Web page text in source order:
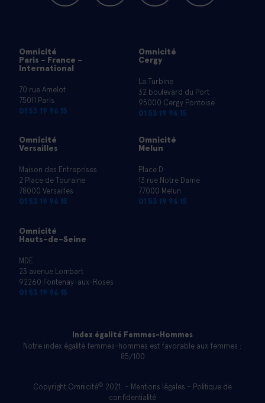
Omnicité
Paris - France -
International
70 rue Amelot
75011 Paris
01 53 19 96 15
Omnicité
Cergy
La Turbine
32 boulevard du Port
95000 Cergy Pontoise
01 53 19 96 15
Omnicité
Versailles
Maison des Entreprises
2 Place de Touraine
78000 Versailles
01 53 19 96 15
Omnicité
Melun
Place D
13 rue Notre Dame
77000 Melun
01 53 19 96 15
Omnicité
Hauts-de-Seine
MDE
23 avenue Lombart
92260 Fontenay-aux-Roses
01 53 19 96 15
Copyright Omnicité© 2021. – Mentions légales – Politique de
confidentialité
Index égalité Femmes-Hommes
Notre index égalité femmes-hommes est favorable aux femmes :
85/100